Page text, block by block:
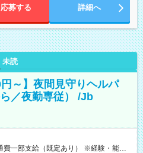
応募する 詳細へ
未読
～】夜間見守りヘルパ
／夜勤専従） /Jb
一部支給（既定あり） ※経験・能力を